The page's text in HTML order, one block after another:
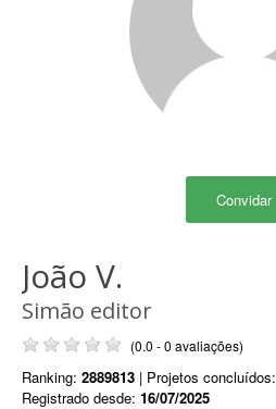
Convidar
João V.
Simão editor
(0.0 - 0 avaliações)
Ranking: 2889813 | Projetos concluídos:
Registrado desde: 16/07/2025